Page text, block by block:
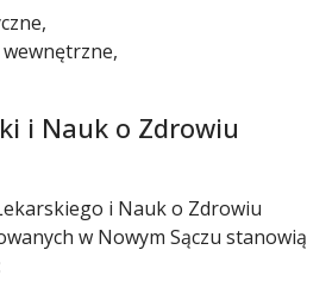
i Nauk o Zdrowiu
i Nauk o Zdrowiu
w Nowym Sączu stanowią